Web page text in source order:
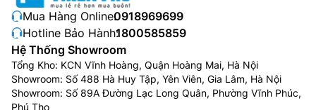
Mua Hàng Online:0918969699
Hotline Bảo Hành:1800585859
Hệ Thống Showroom
Tổng Kho: KCN Vĩnh Hoàng, Quận Hoàng Mai, Hà Nội
Showroom: Số 488 Hà Huy Tập, Yên Viên, Gia Lâm, Hà Nội
Showroom: Số 89A Đường Lạc Long Quân, Phường Vĩnh Phúc,
Phú Thọ